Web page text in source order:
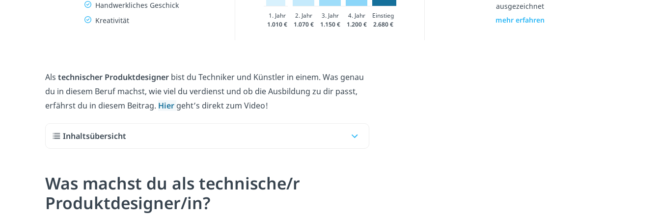
Handwerkliches Geschick
Kreativität
1. Jahr 2. Jahr 3. Jahr 4. Jahr
Einstieg
1.010 €
1.070 € 1.150 € 1.200 € 2.680 €
ausgezeichnet
mehr erfahren
Als technischer Produktdesigner bist du Techniker und Künstler in einem. Was genau
du in diesem Beruf machst, wie viel du verdienst und ob die Ausbildung zu dir passt,
erfährst du in diesem Beitrag. Hier geht’s direkt zum Video!
Inhaltsübersicht
Was machst du als technische/r
Produktdesigner/in?